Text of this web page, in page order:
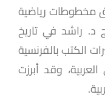
مخطوطات رياضية
د. راشد في تاريخ
الكتب بالفرنسية
وقد أبرزت